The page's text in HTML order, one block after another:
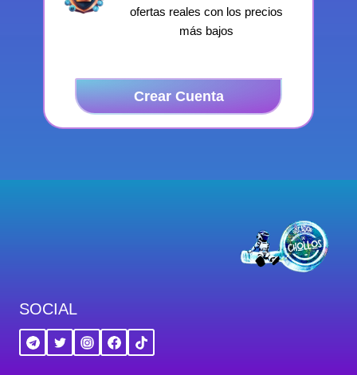
ofertas reales con los precios
más bajos
Crear Cuenta
SOCIAL